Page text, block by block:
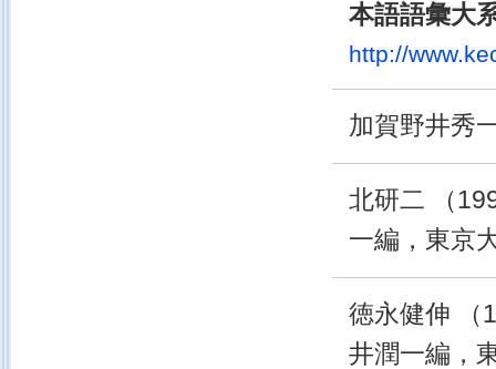
本語語彙大
http://
加賀野井秀
北研二 （
一編，東京
徳永健伸 （
井潤一編，